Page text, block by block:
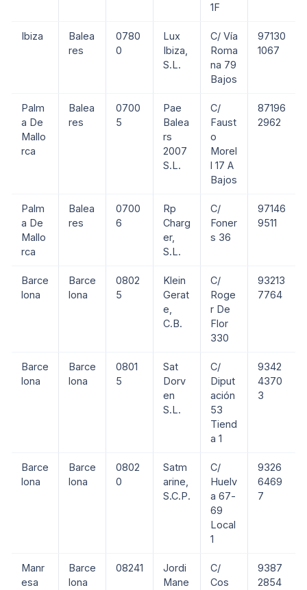
1F
Ibiza
Balea
res
0780
0
Lux
Ibiza,
S.L.
C/ Vía
Roma
na 79
Bajos
97130
1067
Palm
a De
Mallo
rca
Balea
res
0700
5
Pae
Balea
rs
2007
S.L.
C/
Faust
o
Morel
l 17 A
Bajos
87196
2962
Palm
a De
Mallo
rca
Balea
res
0700
6
Rp
Charg
er,
S.L.
C/
Foner
s 36
97146
9511
Barce
lona
Barce
lona
0802
5
Klein
Gerat
e,
C.B.
C/
Roge
r De
Flor
330
93213
7764
Barce
lona
Barce
lona
0801
5
Sat
Dorv
en
S.L.
C/
Diput
ación
53
Tiend
a 1
9342
4370
3
Barce
lona
Barce
lona
0802
0
Satm
arine,
S.C.P.
C/
Huelv
a 67-
69
Local
1
9326
6469
7
Manr
esa
Barce
lona
08241
Jordi
Mane
C/
Cos
9387
2854